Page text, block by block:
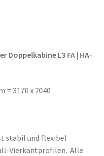
Doppelkabine L3 FA | HA-
= 3170 x 2040
stabil und flexibel
Vierkantprofilen. Alle